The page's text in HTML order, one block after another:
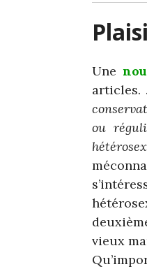
Une
articles.
ou
vieux